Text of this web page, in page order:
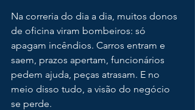
Na correria do dia a dia, muitos donos
de oficina viram bombeiros: só
apagam incêndios. Carros entram e
saem, prazos apertam, funcionários
pedem ajuda, peças atrasam. E no
meio disso tudo, a visão do negócio
se perde.